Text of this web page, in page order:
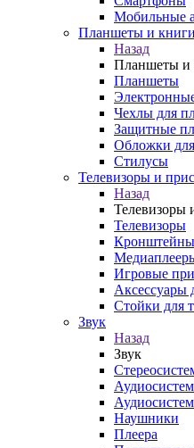
Мобильные
Планшеты и книги
Назад
Планшеты и
Планшеты
Чехлы для
Защитные
Обложки
Стилусы
Телевизоры и
Назад
Телевизоры
Телевизоры
Кронштейны
Игровые
Аксессуары
Стойки для
Звук
Назад
Звук
Наушники
Плеера